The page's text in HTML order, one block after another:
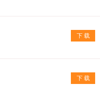
下 载
下 载